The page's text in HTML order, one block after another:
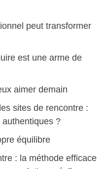
peut transformer
est une arme de
aimer demain
sites de rencontre :
?
équilibre
: la méthode efficace